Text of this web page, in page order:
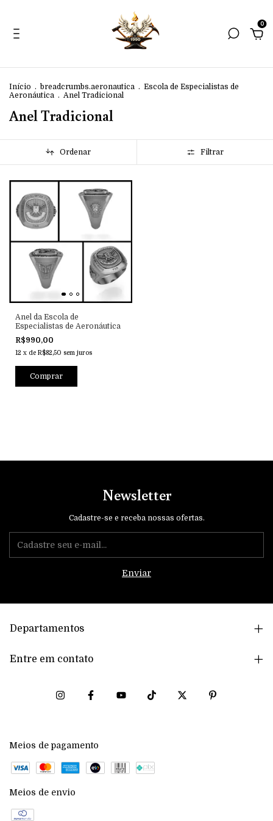
0
Início . breadcrumbs.aeronautica . Escola de Especialistas de
Aeronáutica . Anel Tradicional
Anel Tradicional
Ordenar Filtrar
Anel da Escola de
Especialistas de Aeronáutica
R$990,00
12 x de R$82,50 sem juros
Comprar
Newsletter
Cadastre-se e receba nossas ofertas.
Departamentos
Entre em contato
Meios de pagamento
Meios de envio